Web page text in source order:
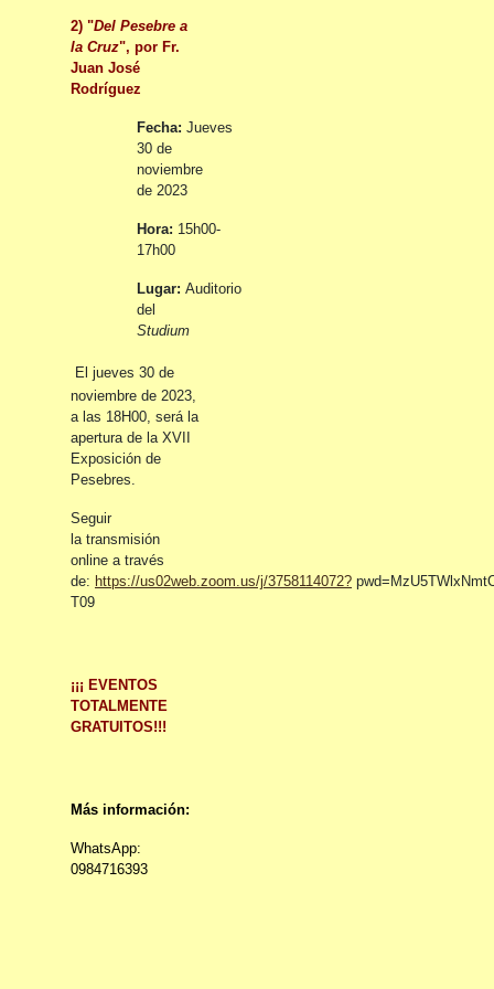
2) "Del Pesebre a
la Cruz", por Fr.
Juan José
Rodríguez
Fecha: Jueves
30 de
noviembre
de 2023
Hora: 15h00-
17h00
Lugar: Auditorio
del
Studium
El jueves 30 de
noviembre de 2023,
a las 18H00, será la
apertura de la XVII
Exposición de
Pesebres.
Seguir
la transmisión
online a través
de: https://us02web.zoom.us/j/3758114072?
T09
¡¡¡ EVENTOS
TOTALMENTE
GRATUITOS!!!
Más información:
WhatsApp:
0984716393